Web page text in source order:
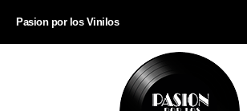
Pasion por los Vinilos